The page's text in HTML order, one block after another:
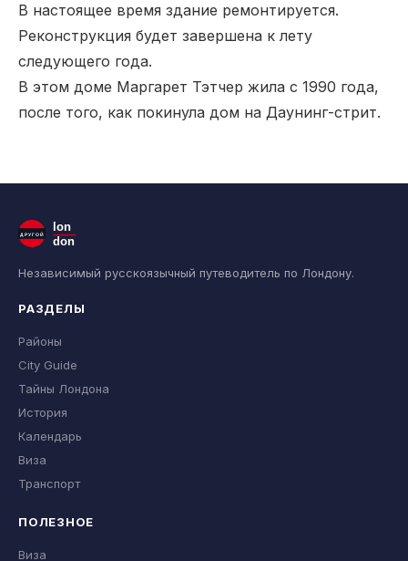
В настоящее время здание ремонтируется.
Реконструкция будет завершена к лету
следующего года.
В этом доме Маргарет Тэтчер жила с 1990 года,
после того, как покинула дом на Даунинг-стрит.
ДРУГОЙ
lon
don
Независимый русскоязычный путеводитель по Лондону.
РАЗДЕЛЫ
Районы
City Guide
Тайны Лондона
История
Календарь
Виза
Транспорт
ПОЛЕЗНОЕ
Виза